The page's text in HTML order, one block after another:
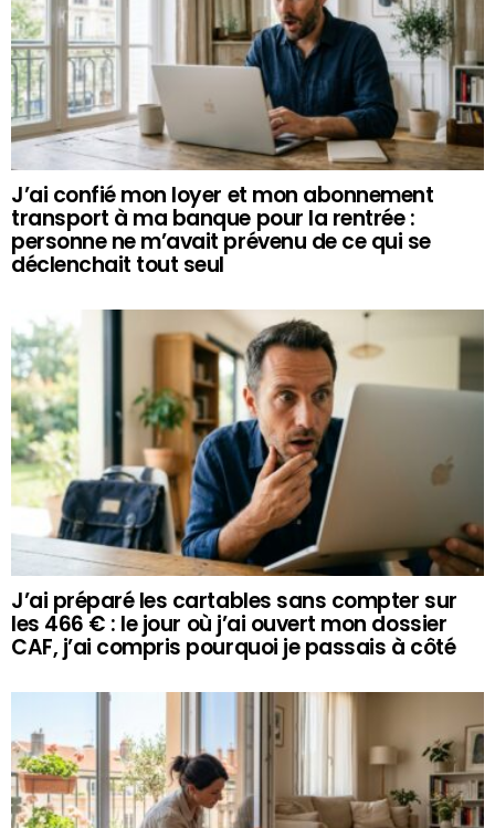
J’ai confié mon loyer et mon abonnement
transport à ma banque pour la rentrée :
personne ne m’avait prévenu de ce qui se
déclenchait tout seul
J’ai préparé les cartables sans compter sur
les 466 € : le jour où j’ai ouvert mon dossier
CAF, j’ai compris pourquoi je passais à côté